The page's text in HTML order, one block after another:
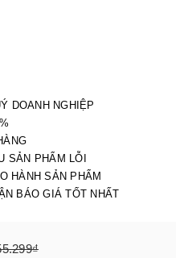
DOANH NGHIỆP
SẢN PHẨM LỖI
HÀNH SẢN PHẨM
BÁO GIÁ TỐT NHẤT